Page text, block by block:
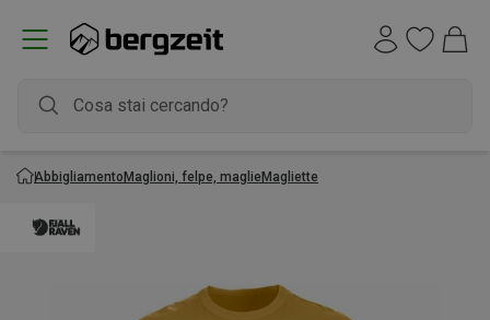
AbbigliamentoMaglioni, felpe, maglieMagliette